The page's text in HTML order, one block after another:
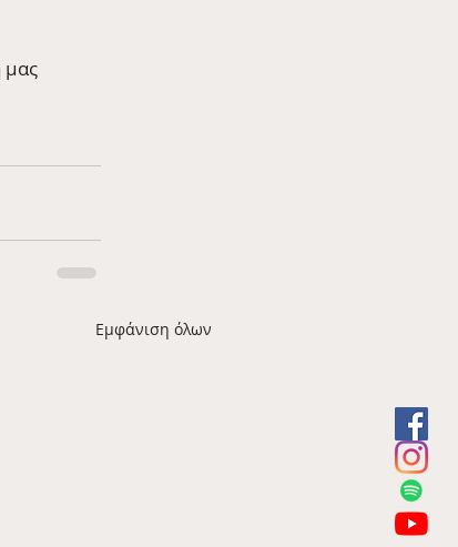
μας
Εμφάνιση όλων